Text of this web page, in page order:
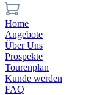
Home
Angebote
Über Uns
Prospekte
Tourenplan
Kunde werden
FAQ